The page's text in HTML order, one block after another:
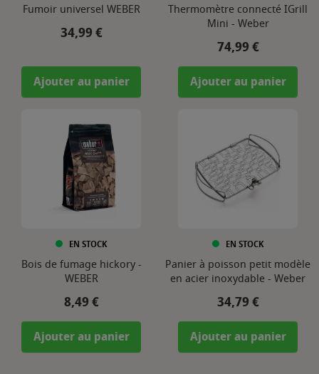
Fumoir universel WEBER
Prix
34,99 €
Ajouter au panier
Thermomètre connecté IGrill
Mini - Weber
Prix
74,99 €
Ajouter au panier
EN STOCK
Bois de fumage hickory -
WEBER
Prix
8,49 €
Ajouter au panier
EN STOCK
Panier à poisson petit modèle
en acier inoxydable - Weber
Prix
34,79 €
Ajouter au panier